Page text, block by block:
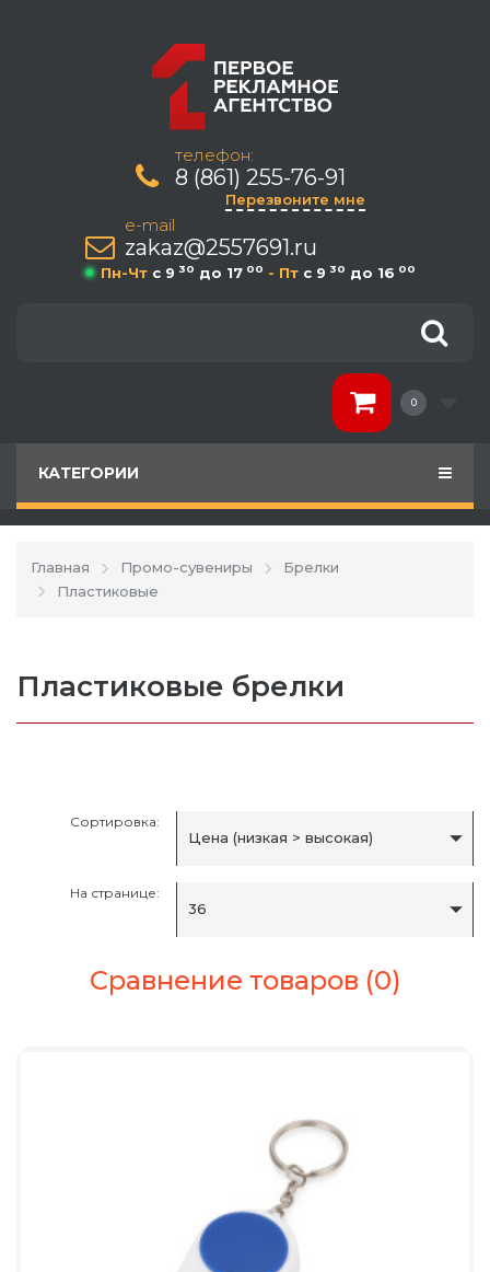
телефон:
8 (861) 255-76-91
Перезвоните мне
e-mail
zakaz@2557691.ru
Пн-Чт c 9 30 до 17 00 - Пт c 9 30 до 16 00
0
КАТЕГОРИИ
Главная Промо-сувениры
Брелки
Пластиковые
Пластиковые брелки
Сортировка:
Цена (низкая > высокая)
На странице:
36
Сравнение товаров (0)